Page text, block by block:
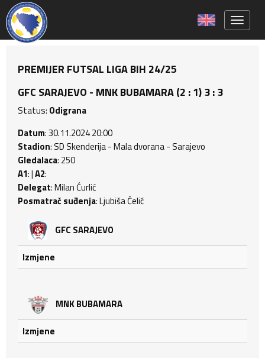
PREMIJER FUTSAL LIGA BIH 24/25
GFC SARAJEVO - MNK BUBAMARA (2 : 1) 3 : 3
Status: Odigrana
Datum: 30.11.2024 20:00
Stadion: SD Skenderija - Mala dvorana - Sarajevo
Gledalaca: 250
A1: |A2:
Delegat: Milan Ćurlić
Posmatrač suđenja: Ljubiša Ćelić
GFC SARAJEVO
Izmjene
MNK BUBAMARA
Izmjene